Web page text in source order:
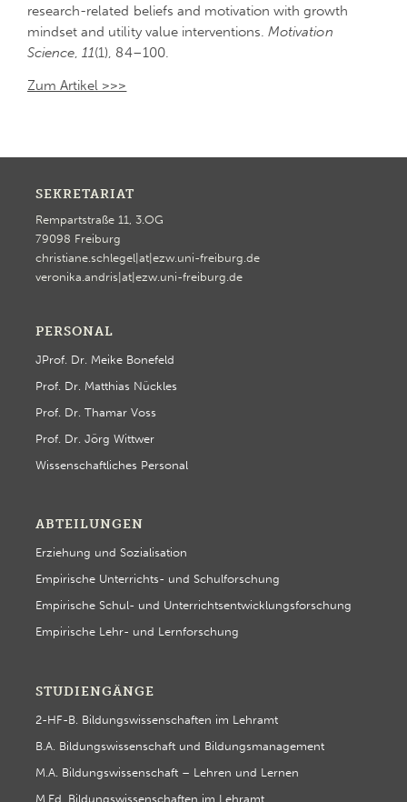
research-related beliefs and motivation with growth
mindset and utility value interventions.Motivation
Science,11(1), 84–100.
Zum Artikel >>>
SEKRETARIAT
Rempartstraße 11, 3.OG
79098 Freiburg
christiane.schlegel|at|ezw.uni-freiburg.de
veronika.andris|at|ezw.uni-freiburg.de
PERSONAL
JProf. Dr. Meike Bonefeld
Prof. Dr. Matthias Nückles
Prof. Dr. Thamar Voss
Prof. Dr. Jörg Wittwer
Wissenschaftliches Personal
ABTEILUNGEN
Erziehung und Sozialisation
Empirische Unterrichts- und Schulforschung
Empirische Schul- und Unterrichtsentwicklungsforschung
Empirische Lehr- und Lernforschung
STUDIENGÄNGE
2-HF-B. Bildungswissenschaften im Lehramt
B.A. Bildungswissenschaft und Bildungsmanagement
M.A. Bildungswissenschaft – Lehren und Lernen
M.Ed. Bildungswissenschaften im Lehramt